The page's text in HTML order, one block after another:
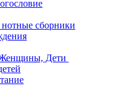
сборники
Дети